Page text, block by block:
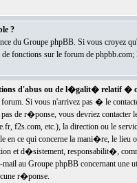
?
du Groupe phpBB. Si vous croyez
de fonctions sur le forum de
d'abus ou de l�galit� relatif �
Si vous n'arrivez pas � le
pas de r�ponse, vous devriez
f2s.com, etc.), la direction ou le
en ce qui concerne la mani�re, le
et d�sistement, responsabilit�,
au Groupe phpBB concernant une
r�ponse.